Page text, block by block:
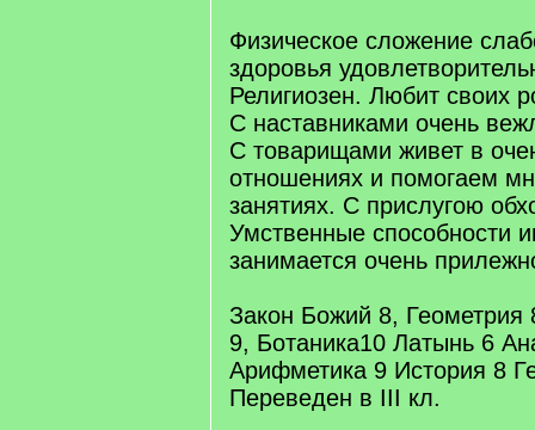
Физическое сложение
здоровья
Религиозен. Любит своих
С наставниками очень
С товарищами живет в
отношениях и помогаем
занятиях. С прислугою
Умственные способности
занимается очень
Закон Божий 8, Геометрия
9, Ботаника10 Латынь 6
Арифметика 9 История 8
Переведен в III кл.